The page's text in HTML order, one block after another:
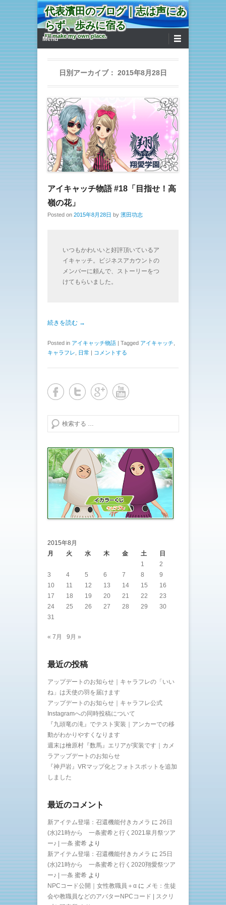
代表濱田のブログ｜志は声にあ
らず、歩みに宿る
I'll make my own place.
第1メニュー
コンテンツへ移動
Menu
日別アーカイブ： 2015年8月28日
アイキャッチ物語 #18「目指せ！高
嶺の花」
Posted on 2015年8月28日 by 濱田功志
いつもかわいいと好評頂いているア
イキャッチ。ビジネスアカウントの
メンバーに頼んで、ストーリーをつ
けてもらいました。
続きを読む →
Posted in アイキャッチ物語 | Tagged アイキャッチ
キャラフレ
日常 | コメントする
検索する
2015年8月
月
火 水 木 金 土
日
1
2
3
4 5 6 7 8
9
10
11 12 13 14 15
16
17
18 19 20 21 22
23
24
25 26 27 28 29
30
31
« 7月 9月 »
最近の投稿
アップデートのお知らせ｜キャラフレの「いい
ね」は天使の羽を届けます
アップデートのお知らせ｜キャラフレ公式
Instagramへの同時投稿について
『九頭竜の滝』でテスト実装｜アンカーでの移
動がわかりやすくなります
週末は檜原村『数馬』エリアが実装です｜カメ
ラアップデートのお知らせ
『神戸岩』VRマップ化とフォトスポットを追加
しました
最近のコメント
新アイテム登場：召還機能付きカメラ に 26日
(水)21時から 一条蜜希と行く2021皐月祭ツア
ー♪ | 一条 蜜希 より
新アイテム登場：召還機能付きカメラ に 25日
(水)21時から 一条蜜希と行く2020翔愛祭ツア
ー♪ | 一条 蜜希 より
NPCコード公開｜女性教職員＋α に メモ：生徒
会や教職員などのアバターNPCコード | スクリ